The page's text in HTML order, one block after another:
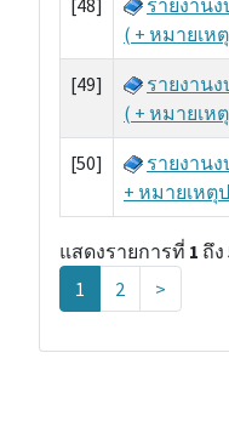
[48]
รายงานง
( + หมายเห
[49]
รายงานง
( + หมายเห
[50]
รายงานง
+ หมายเหตุ
แสดงรายการที่ 1 ถึง
1
c
u
2 >